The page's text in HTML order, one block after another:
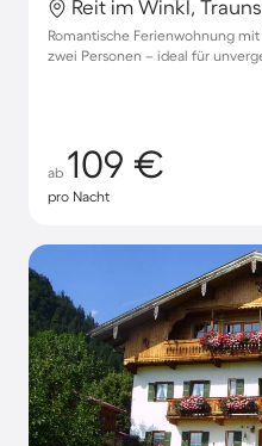
Reit im Winkl,
Romantische Ferienwohnung
zwei Personen – ideal für
ab 109 €
pro Nacht